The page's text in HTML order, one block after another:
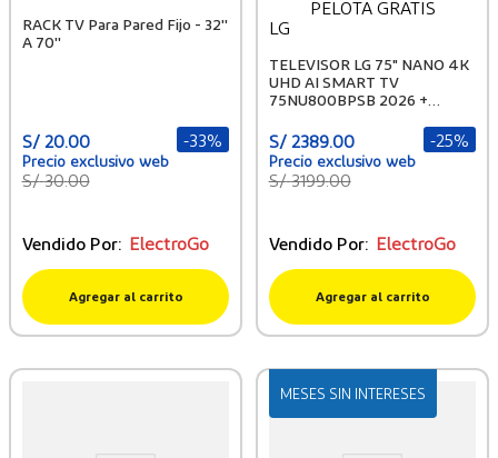
RACK TV Para Pared Fijo - 32''
A 70''
S/ 20.00 -33%
S/ 30.00
Vendido Por: ElectroGo
Agregar al carrito
LG
TELEVISOR LG 75" NANO 4K
UHD AI SMART TV
75NU800BPSB 2026 +
S/ 2389.00 -25%
S/ 3199.00
Vendido Por: ElectroGo
Agregar al carrito
MESES SIN INTERESES